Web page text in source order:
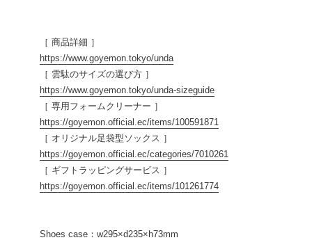
［ 商品詳細 ］
https://www.goyemon.tokyo/unda
［ 雲駄のサイズの選び方 ］
https://www.goyemon.tokyo/unda-sizeguide
［ 専用フォームクリーナー ］
https://goyemon.official.ec/items/100591871
［ オリジナル足袋型ソックス ］
https://goyemon.official.ec/categories/7010261
［ ギフトラッピングサービス ］
https://goyemon.official.ec/items/101261774
Shoes case：w295×d235×h73mm